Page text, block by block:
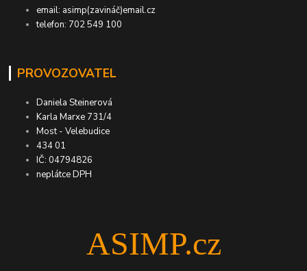
email: asimp(zavináč)email.cz
telefon: 702 549 100
PROVOZOVATEL
Daniela Steinerová
Karla Marxe 731/4
Most - Velebudice
434 01
IČ: 04794826
neplátce DPH
ASIMP.cz